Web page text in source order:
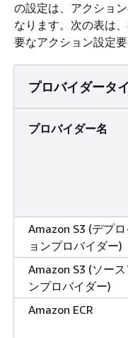
の設定は、アクショ
なります。次の表は
要なアクション設定
プロバイダータ
プロバイダー名
Amazon S3 (デプ
ョンプロバイダー)
Amazon S3 (ソー
ンプロバイダー)
Amazon ECR